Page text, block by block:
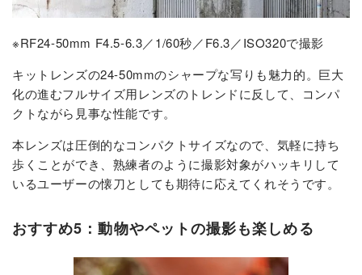
※RF24-50mm F4.5-6.3／1/60秒／F6.3／ISO320で撮影
キットレンズの24-50mmのシャープな写りも魅力的。巨大
化の進むフルサイズ用レンズのトレンドに反して、コンパ
クトながら見事な性能です。
本レンズは圧倒的なコンパクトサイズなので、気軽に持ち
歩くことができ、熟練者のように撮影対象がハッキリして
いるユーザーの懐刀としても期待に応えてくれそうです。
おすすめ5：動物やペットの撮影も楽しめる